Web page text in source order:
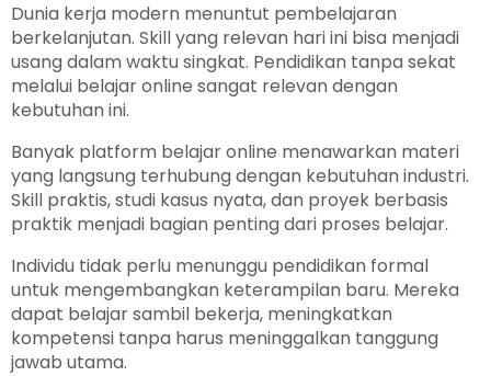
Dunia kerja modern menuntut pembelajaran
berkelanjutan. Skill yang relevan hari ini bisa menjadi
usang dalam waktu singkat. Pendidikan tanpa sekat
melalui belajar online sangat relevan dengan
kebutuhan ini.
Banyak platform belajar online menawarkan materi
yang langsung terhubung dengan kebutuhan industri.
Skill praktis, studi kasus nyata, dan proyek berbasis
praktik menjadi bagian penting dari proses belajar.
Individu tidak perlu menunggu pendidikan formal
untuk mengembangkan keterampilan baru. Mereka
dapat belajar sambil bekerja, meningkatkan
kompetensi tanpa harus meninggalkan tanggung
jawab utama.